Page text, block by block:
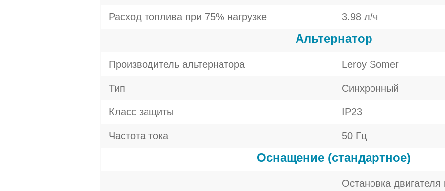
Расход топлива при 75% нагрузке 3.98 л/ч
Альтернатор
Производитель альтернатора Leroy Somer
Тип Синхронный
Класс защиты IP23
Частота тока 50 Гц
Оснащение (стандартное)
Остановка